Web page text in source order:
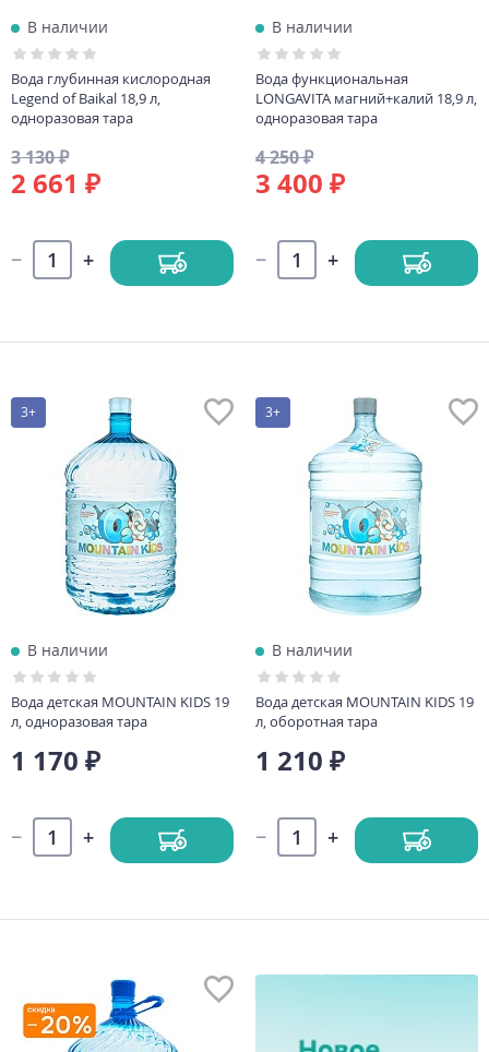
В наличии
Вода глубинная кислородная
Legend of Baikal 18,9 л,
одноразовая тара
3 130 ₽
2 661 ₽
В наличии
Вода функциональная
LONGAVITA магний+калий 18,9 л,
одноразовая тара
4 250 ₽
3 400 ₽
3+
В наличии
Вода детская MOUNTAIN KIDS 19
л, одноразовая тара
1 170 ₽
3+
В наличии
Вода детская MOUNTAIN KIDS 19
л, оборотная тара
1 210 ₽